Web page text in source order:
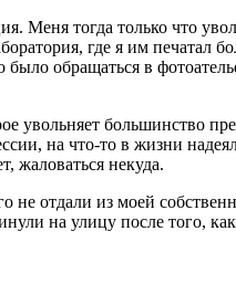
Меня тогда только что
где я им
обращаться в
увольняет большинство
на что-то в жизни
жаловаться некуда.
не отдали из моей
на улицу после того,